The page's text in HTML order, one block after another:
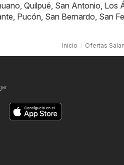
, Quilpué, San Antonio, Los
, Pucón, San Bernardo, San
Inicio Ofertas